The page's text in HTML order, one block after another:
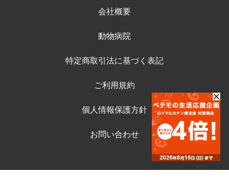
会社概要
動物病院
特定商取引法に基づく表記
ご利用規約
個人情報保護方針
お問い合わせ